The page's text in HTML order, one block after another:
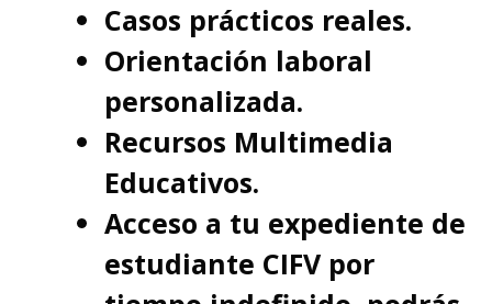
Casos prácticos reales.
Orientación laboral
personalizada.
Recursos Multimedia
Educativos.
Acceso a tu expediente de
estudiante CIFV por